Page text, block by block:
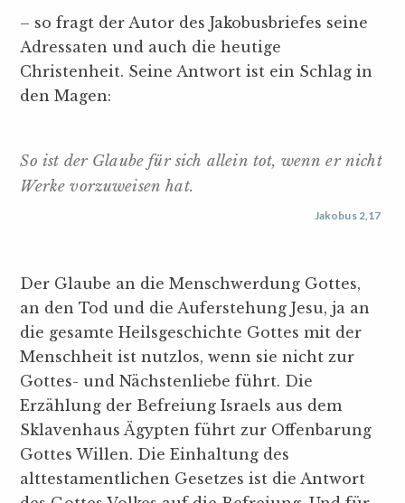
– so fragt der Autor des Jakobusbriefes seine
Adressaten und auch die heutige
Christenheit. Seine Antwort ist ein Schlag in
den Magen:
So ist der Glaube für sich allein tot, wenn er nicht
Werke vorzuweisen hat.
Jakobus 2,17
Der Glaube an die Menschwerdung Gottes,
an den Tod und die Auferstehung Jesu, ja an
die gesamte Heilsgeschichte Gottes mit der
Menschheit ist nutzlos, wenn sie nicht zur
Gottes- und Nächstenliebe führt. Die
Erzählung der Befreiung Israels aus dem
Sklavenhaus Ägypten führt zur Offenbarung
Gottes Willen. Die Einhaltung des
alttestamentlichen Gesetzes ist die Antwort